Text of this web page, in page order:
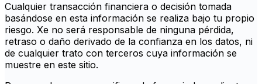
Cualquier transacción financiera o decisión tomada
basándose en esta información se realiza bajo tu propio
riesgo. Xe no será responsable de ninguna pérdida,
retraso o daño derivado de la confianza en los datos, ni
de cualquier trato con terceros cuya información se
muestre en este sitio.